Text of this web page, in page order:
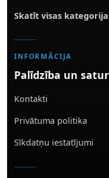
Skatīt visas
INFORMĀCIJA
Palīdzība un
Kontakti
Privātuma politika
Sīkdatņu iestatījumi